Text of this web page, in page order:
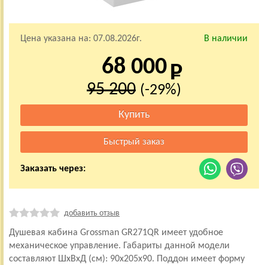
Цена указана на: 07.08.2026г. В наличии
68 000
95 200 (-29%)
Заказать через:
добавить отзыв
Душевая кабина Grossman GR271QR имеет удобное
механическое управление. Габариты данной модели
составляют ШхВхД (см): 90x205x90. Поддон имеет форму